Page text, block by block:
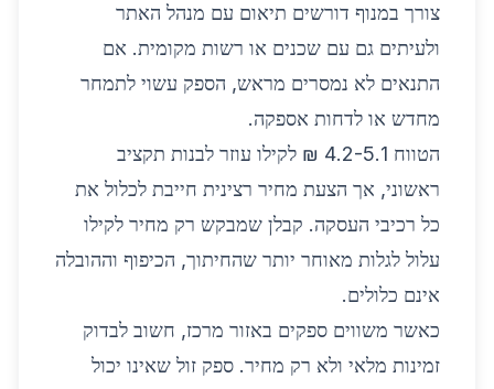
צורך במנוף דורשים תיאום עם מנהל האתר
ולעיתים גם עם שכנים או רשות מקומית. אם
התנאים לא נמסרים מראש, הספק עשוי לתמחר
מחדש או לדחות אספקה.
הטווח 4.2-5.1 ₪ לקילו עוזר לבנות תקציב
ראשוני, אך הצעת מחיר רצינית חייבת לכלול את
כל רכיבי העסקה. קבלן שמבקש רק מחיר לקילו
עלול לגלות מאוחר יותר שהחיתוך, הכיפוף וההובלה
אינם כלולים.
כאשר משווים ספקים באזור מרכז, חשוב לבדוק
זמינות מלאי ולא רק מחיר. ספק זול שאינו יכול